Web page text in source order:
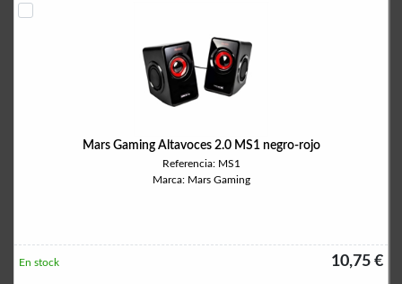
Mars Gaming Altavoces 2.0 MS1 negro-rojo
Referencia: MS1
Marca: Mars Gaming
10,75 €
En stock